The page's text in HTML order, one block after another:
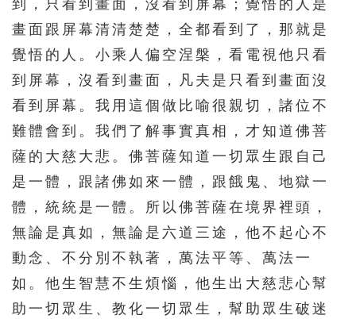
501 502 503 504 505
506 507 508 509 510
511 512 513 514 515
521 522 523 524 525
526 527 528 529 530
531 532 533 534 535
536 537 538 539 540
546 547 548 549 550
到，只看到畫面，沒看到屏幕；覺悟的人是
畫面跟屏幕清清楚楚，全都看到了，那就是
覺悟的人。小乘人偏空涅槃，看電視他只看
到屏幕，沒看到畫面，凡夫是只看到畫面沒
看到屏幕。我用這個做比喻很親切，諸位不
難體會到。我們了解事實真相，才知道佛菩
薩的大慈大悲。佛菩薩知道一切眾生跟自己
是一體，跟諸佛如來一體，跟餓鬼、地獄一
體，統統是一體。所以佛菩薩在境界裡頭，
無論是真如，無論是六道三途，他不起心不
動念、不分別不執著，萬法平等、萬法一
如。他生智慧不生煩惱，他生出大慈悲心幫
助一切眾生、教化一切眾生，幫助眾生破迷